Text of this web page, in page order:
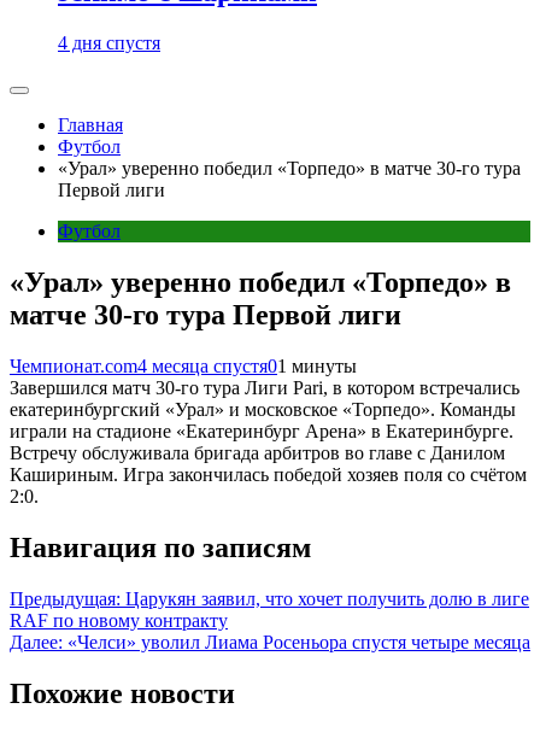
4 дня спустя
Главная
Футбол
«Урал» уверенно победил «Торпедо» в матче 30-го тура
Первой лиги
Футбол
«Урал» уверенно победил «Торпедо» в
матче 30-го тура Первой лиги
Чемпионат.com4 месяца спустя01 минуты
Завершился матч 30-го тура Лиги Pari, в котором встречались
екатеринбургский «Урал» и московское «Торпедо». Команды
играли на стадионе «Екатеринбург Арена» в Екатеринбурге.
Встречу обслуживала бригада арбитров во главе с Данилом
Кашириным. Игра закончилась победой хозяев поля со счётом
2:0.
Навигация по записям
Предыдущая: Царукян заявил, что хочет получить долю в лиге
RAF по новому контракту
Далее: «Челси» уволил Лиама Росеньора спустя четыре месяца
Похожие новости